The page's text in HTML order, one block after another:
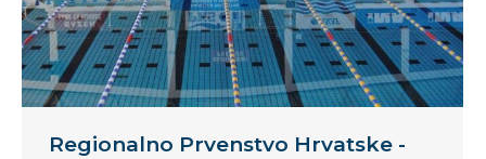
Regionalno Prvenstvo Hrvatske -